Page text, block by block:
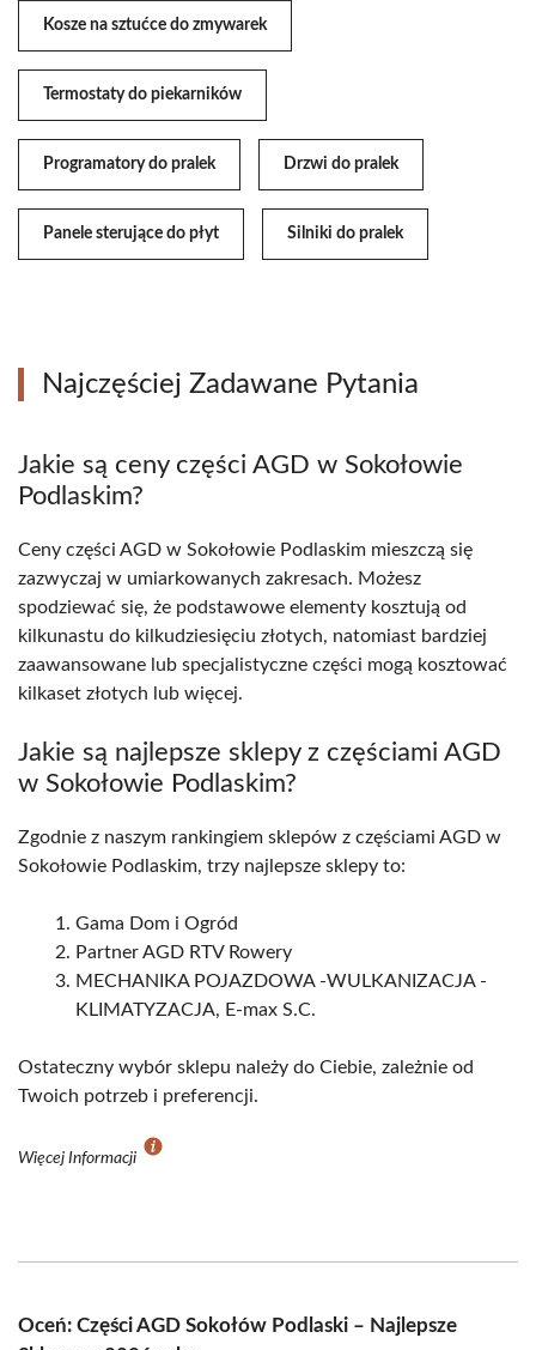
Kosze na sztućce do zmywarek
Termostaty do piekarników
Programatory do pralek Drzwi do pralek
Panele sterujące do płyt Silniki do pralek
Najczęściej Zadawane Pytania
Jakie są ceny części AGD w Sokołowie
Podlaskim?
Ceny części AGD w Sokołowie Podlaskim mieszczą się
zazwyczaj w umiarkowanych zakresach. Możesz
spodziewać się, że podstawowe elementy kosztują od
kilkunastu do kilkudziesięciu złotych, natomiast bardziej
zaawansowane lub specjalistyczne części mogą kosztować
kilkaset złotych lub więcej.
Jakie są najlepsze sklepy z częściami AGD
w Sokołowie Podlaskim?
Zgodnie z naszym rankingiem sklepów z częściami AGD w
Sokołowie Podlaskim, trzy najlepsze sklepy to:
Gama Dom i Ogród
Partner AGD RTV Rowery
MECHANIKA POJAZDOWA -WULKANIZACJA -
KLIMATYZACJA, E-max S.C.
Ostateczny wybór sklepu należy do Ciebie, zależnie od
Twoich potrzeb i preferencji.
Więcej Informacji
Oceń: Części AGD Sokołów Podlaski – Najlepsze